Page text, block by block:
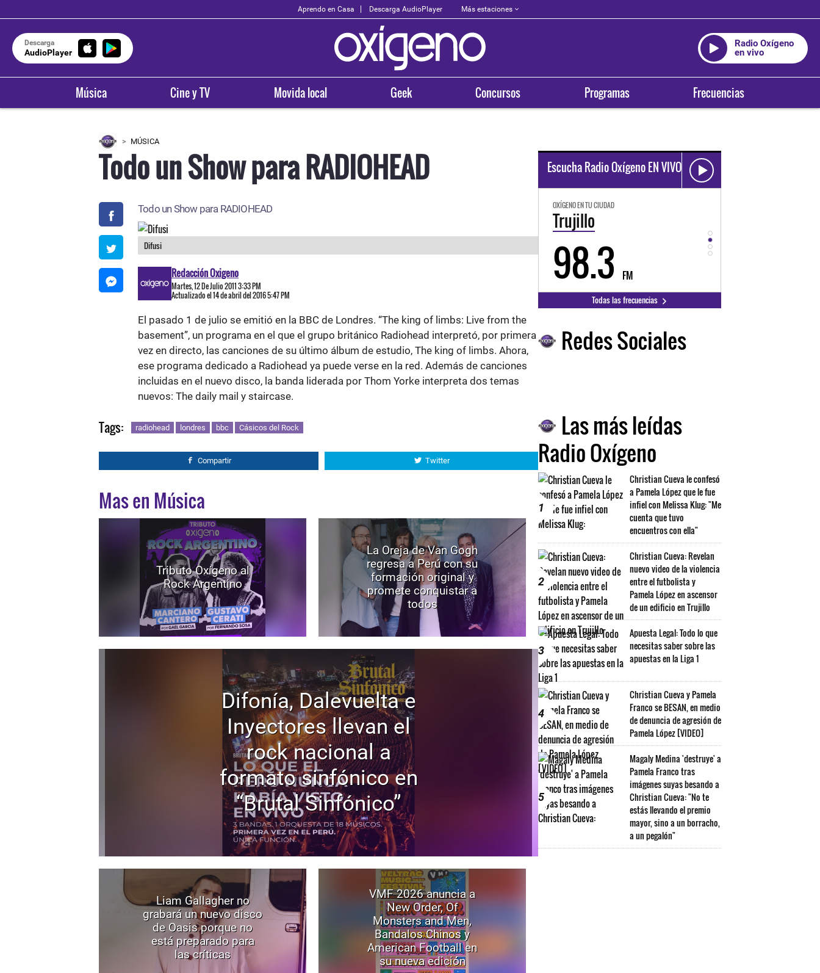
Aprendo en Casa Descarga AudioPlayer Más estaciones
Descarga
AudioPlayer
Radio Oxígeno
en vivo
Música Cine y TV Movida local Geek Concursos Programas Frecuencias
MÚSICA
Todo un Show para RADIOHEAD
Todo un Show para RADIOHEAD
Difusi
Redacción Oxigeno
Martes, 12 De Julio 2011 3:33 PM
Actualizado el 14 de abril del 2016 5:47 PM
El pasado 1 de julio se emitió en la BBC de Londres. “The king of limbs: Live from the
basement”, un programa en el que el grupo británico Radiohead interpretó, por primera
vez en directo, las canciones de su último álbum de estudio, The king of limbs. Ahora,
ese programa dedicado a Radiohead ya puede verse en la red. Además de canciones
incluidas en el nuevo disco, la banda liderada por Thom Yorke interpreta dos temas
nuevos: The daily mail y staircase.
Tags: radiohead londres bbc Cásicos del Rock
Compartir Twitter
Mas en Música
Tributo Oxígeno al
Rock Argentino
La Oreja de Van Gogh
regresa a Perú con su
formación original y
promete conquistar a
todos
Difonía, Dalevuelta e
Inyectores llevan el
rock nacional a
formato sinfónico en
“Brutal Sinfónico”
Liam Gallagher no
grabará un nuevo disco
de Oasis porque no
está preparado para
las críticas
VMF 2026 anuncia a
New Order, Of
Monsters and Men,
Bandalos Chinos y
American Football en
su nueva edición
Escucha Radio Oxígeno EN VIVO
93.5
OXÍGENO EN TU CIUDAD
Trujillo
98.3 FM 94.3
Todas las frecuencias
Redes Sociales
Las más leídas
Radio Oxígeno
1
Christian Cueva le confesó
a Pamela López que le fue
infiel con Melissa Klug: "Me
cuenta que tuvo
encuentros con ella"
2
Christian Cueva: Revelan
nuevo video de la violencia
entre el futbolista y
Pamela López en ascensor
de un edificio en Trujillo
3
Apuesta Legal: Todo lo que
necesitas saber sobre las
apuestas en la Liga 1
4
Christian Cueva y Pamela
Franco se BESAN, en medio
de denuncia de agresión de
Pamela López [VIDEO]
5
Magaly Medina 'destruye' a
Pamela Franco tras
imágenes suyas besando a
Christian Cueva: "No te
estás llevando el premio
mayor, sino a un borracho,
a un pegalón"